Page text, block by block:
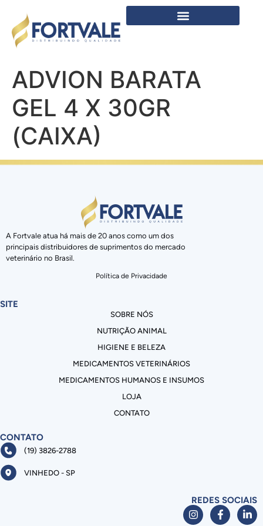
ADVION BARATA
GEL 4 X 30GR
(CAIXA)
A Fortvale atua há mais de 20 anos como um dos
principais distribuidores de suprimentos do mercado
veterinário no Brasil.
Política de Privacidade
SITE
SOBRE NÓS
NUTRIÇÃO ANIMAL
HIGIENE E BELEZA
MEDICAMENTOS VETERINÁRIOS
MEDICAMENTOS HUMANOS E INSUMOS
LOJA
CONTATO
CONTATO
(19) 3826-2788
VINHEDO - SP
REDES SOCIAIS